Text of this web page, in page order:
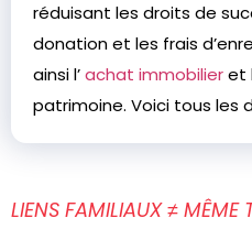
réduisant les droits de
donation et les frais
ainsi l’achat immobilieret
patrimoine. Voici tous les
LIENS FAMILIAUX ≠ MÊME